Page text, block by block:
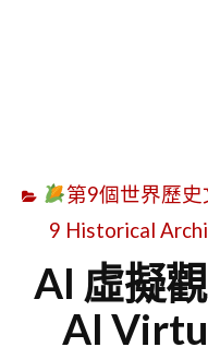
第9個世界歷
9 Historical
AI 虛擬
AI